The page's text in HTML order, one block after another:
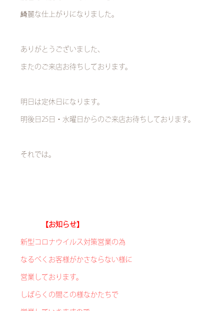
綺麗な仕上がりになりました。
ありがとうございました、
またのご来店お待ちしております。
明日は定休日になります。
明後日25日・水曜日からのご来店お待ちしております。
それでは。
【お知らせ】
新型コロナウイルス対策営業の為
なるべくお客様がかさならない様に
営業しております。
しばらくの間この様なかたちで